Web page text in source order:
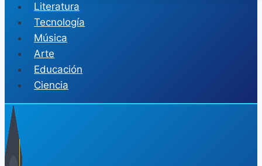
Literatura
Tecnología
Música
Arte
Educación
Ciencia